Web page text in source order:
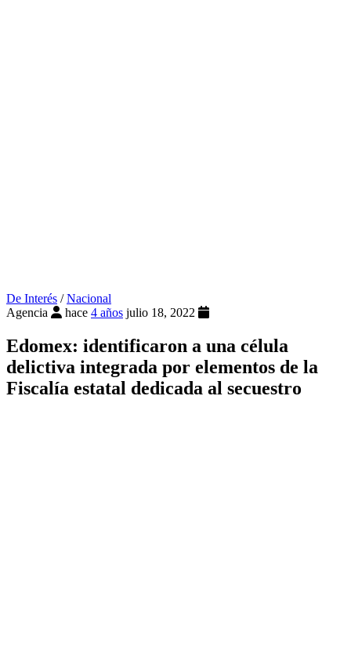
De Interés /Nacional
Agencia
hace 4 años julio 18, 2022
Edomex: identificaron a una célula
delictiva integrada por elementos de la
Fiscalía estatal dedicada al secuestro